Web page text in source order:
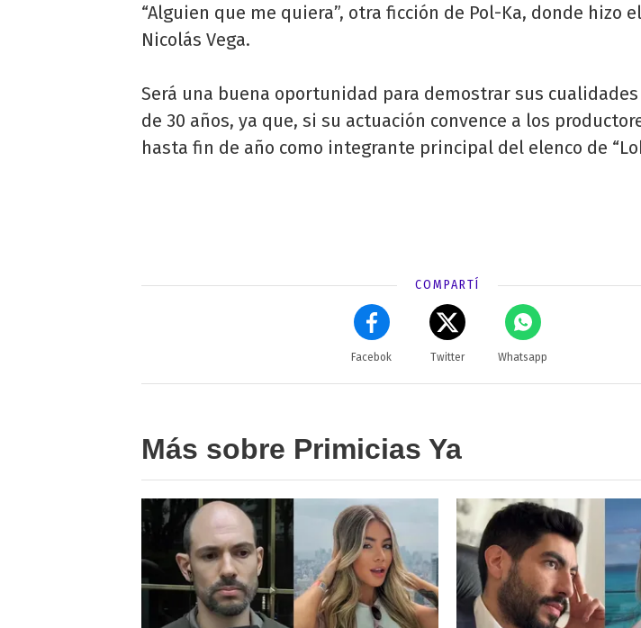
“Alguien que me quiera”, otra ficción de Pol-Ka, donde hizo
Nicolás Vega.
Será una buena oportunidad para demostrar sus
de 30 años, ya que, si su actuación convence a los
hasta fin de año como integrante principal del elenco de
COMPARTÍ
Facebok Twitter Whatsapp
Más sobre Primicias Ya